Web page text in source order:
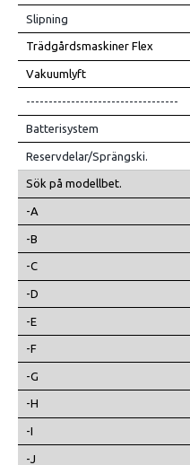
Slipning
Trädgårdsmaskiner Flex
Vakuumlyft
----------------------------------
Batterisystem
Reservdelar/Sprängski.
Sök på modellbet.
-A
-B
-C
-D
-E
-F
-G
-H
-I
-J